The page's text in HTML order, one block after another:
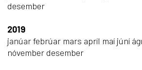
desember
2019
janúarfebrúar mars apríl maí júní
nóvember desember